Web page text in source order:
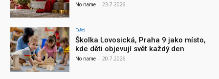
No name - 23.7.2026
Děti
Školka Lovosická, Praha 9 jako místo,
kde děti objevují svět každý den
No name - 20.7.2026